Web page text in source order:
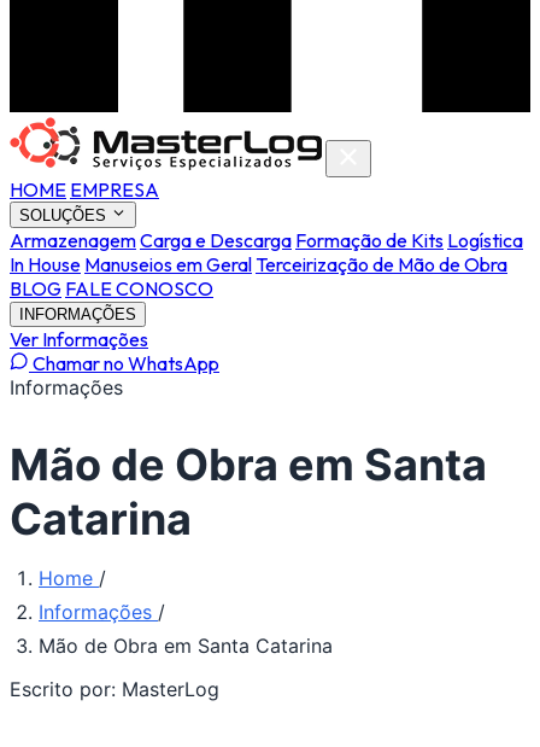
HOME EMPRESA
SOLUÇÕES
ArmazenagemCarga e Descarga Formação de Kits Logística
In House Manuseios em GeralTerceirização de Mão de Obra
BLOG FALE CONOSCO
INFORMAÇÕES
Ver Informações
Chamar no WhatsApp
Informações
Mão de Obra em Santa
Catarina
Home /
Informações /
Mão de Obra em Santa Catarina
Escrito por: MasterLog